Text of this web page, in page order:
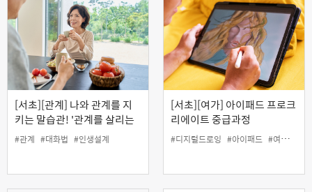
[서초][관계] 나와 관계를 지
키는 말습관! '관계를 살리는
품격 있는 대화 기술'
#관계 #대화법 #인생설계
[서초][여가] 아이패드 프로크
리에이트 중급과정
#디지털드로잉 #아이패드 #여가